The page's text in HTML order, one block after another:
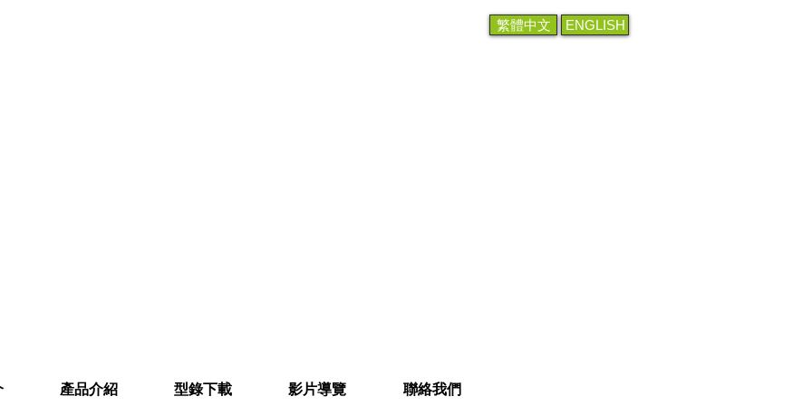
繁體中文 ENGLISH
產品介紹 型錄下載 影片導覽 聯絡我們